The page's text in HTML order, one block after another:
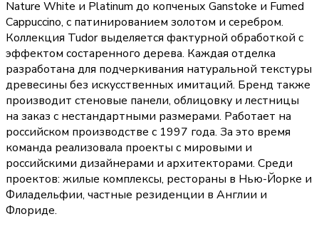
Nature White и Platinum до копченых Ganstoke и Fumed
Cappuccino, с патинированием золотом и серебром.
Коллекция Tudor выделяется фактурной обработкой с
эффектом состаренного дерева. Каждая отделка
разработана для подчеркивания натуральной текстуры
древесины без искусственных имитаций. Бренд также
производит стеновые панели, облицовку и лестницы
на заказ с нестандартными размерами. Работает на
российском производстве с 1997 года. За это время
команда реализовала проекты с мировыми и
российскими дизайнерами и архитекторами. Среди
проектов: жилые комплексы, рестораны в Нью-Йорке и
Филадельфии, частные резиденции в Англии и
Флориде.